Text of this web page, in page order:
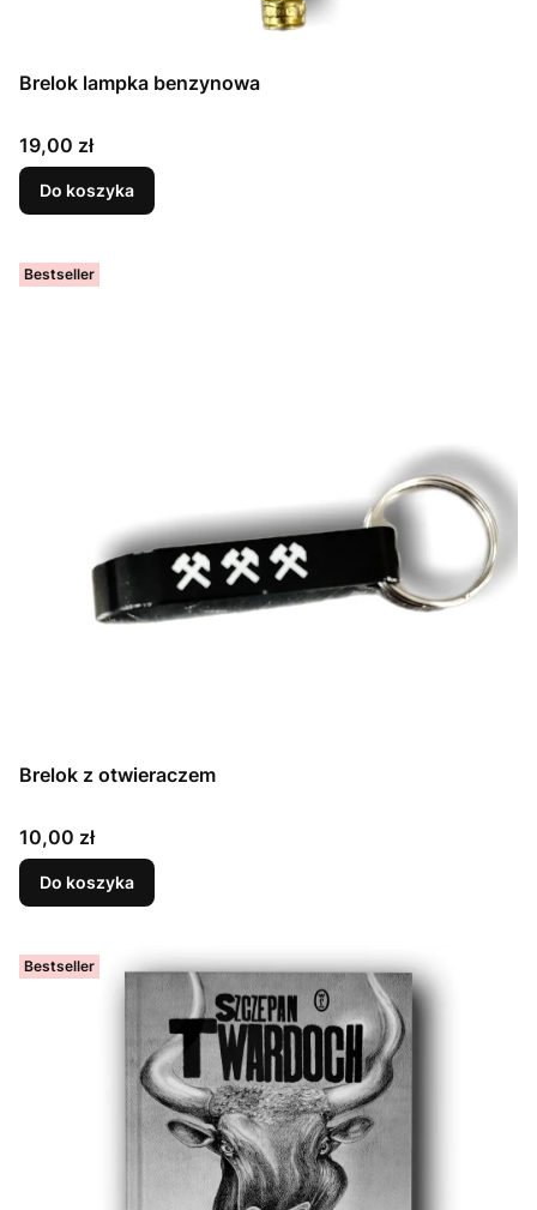
Brelok lampka benzynowa
Cena
19,00 zł
Do koszyka
Bestseller
Brelok z otwieraczem
Cena
10,00 zł
Do koszyka
Bestseller